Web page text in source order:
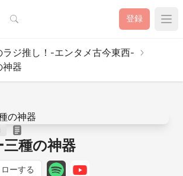
検索 登録
ラジ推し！-エンタメ古今東西-
神器
種の神器
ーする